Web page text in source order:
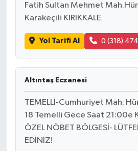
Fatih Sultan Mehmet
Karakeçili KIRIKKALE
Yol Tarifi Al 0 (318)
Altıntaş Eczanesi
TEMELLİ-Cumhuriyet Mah.
18 Temelli Gece Saat 21:00e
ÖZEL NÖBET BÖLGESİ-
EDİNİZ!